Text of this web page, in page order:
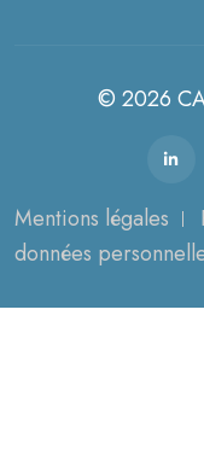
© 2026
Mentions légales
données